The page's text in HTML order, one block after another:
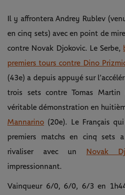
Il y affrontera Andrey Rublev
en cinq sets) avec en point de
contre Novak Djokovic. Le Serbe,
premiers tours contre Dino
(43e) a depuis appuyé sur
trois sets contre Tomas Martin
véritable démonstration en
Mannarino (20e). Le Français
premiers matchs en cinq sets
rivaliser avec un Novak
impressionnant.
Vainqueur 6/0, 6/0, 6/3 en